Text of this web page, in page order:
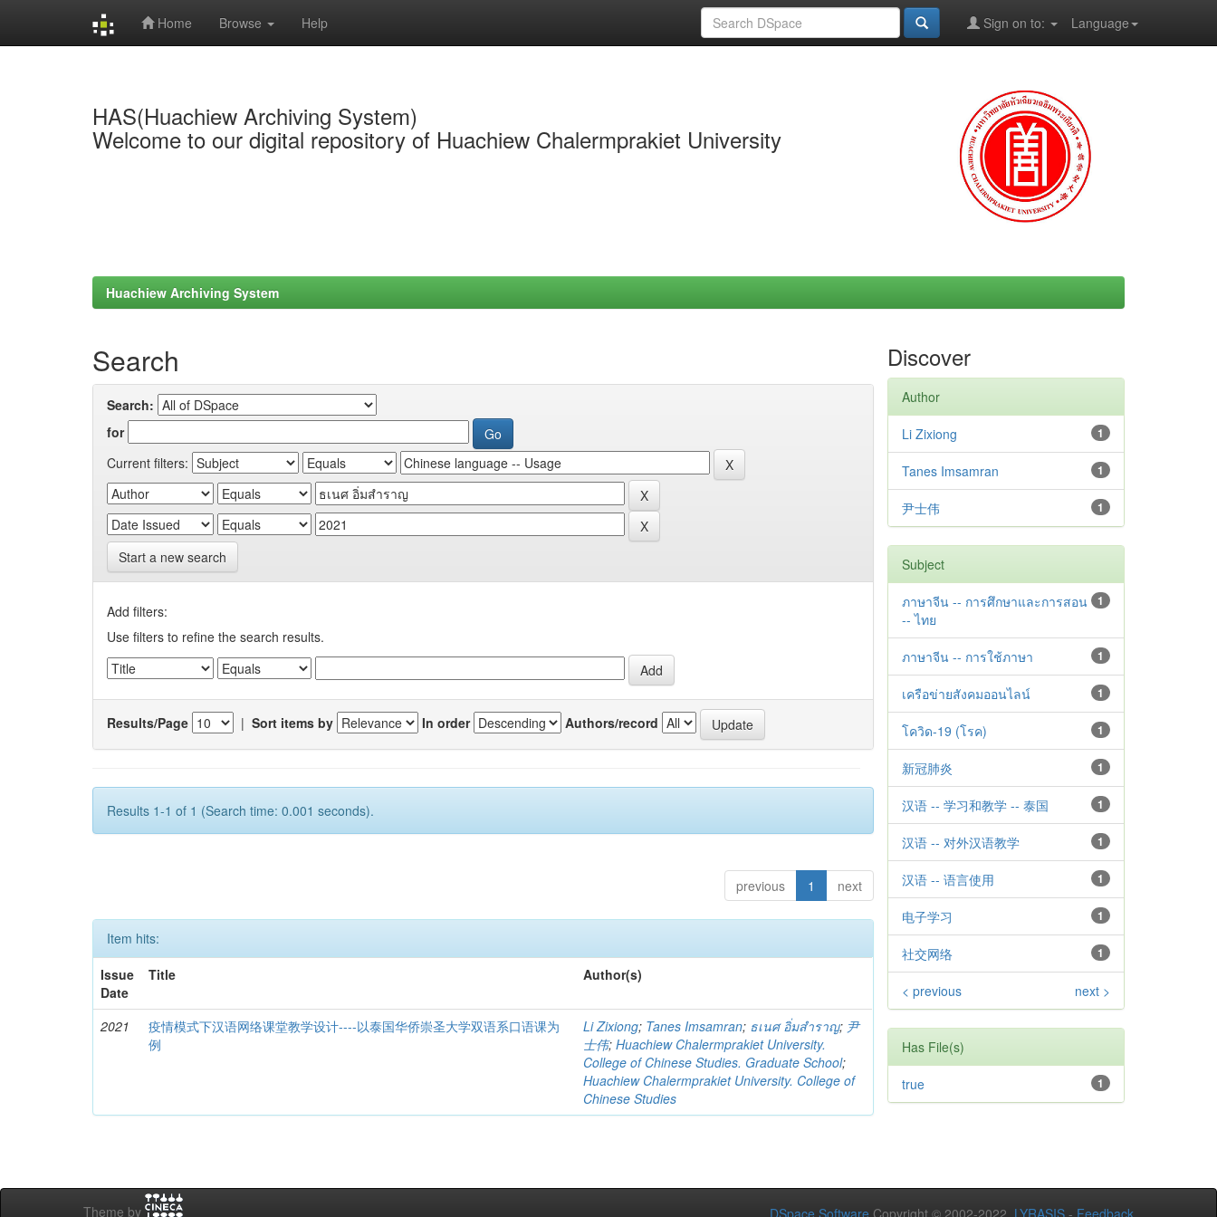
Home Browse Help Language
Sign on to:
HAS(Huachiew Archiving System)
Welcome to our digital repository of Huachiew Chalermprakiet University
Huachiew Archiving System
Search
Search:
for
Current filters:
Start a new search
Add filters:
Use filters to refine the search results.
Results/Page | Sort items by In order Authors/record
Results 1-1 of 1 (Search time: 0.001 seconds).
previous 1 next
Item hits:
Issue
Date
Title Author(s)
2021
疫情模式下汉语网络课堂教学设计----以泰国华侨崇圣大学双语系口语课为
例
Li Zixiong; Tanes Imsamran; ธเนศ อิ่มสำราญ; 尹
士伟;Huachiew Chalermprakiet University.
College of Chinese Studies. Graduate School;
Huachiew Chalermprakiet University. College of
Chinese Studies
Discover
Author
1
Li Zixiong
1
Tanes Imsamran
1
尹士伟
Subject
1
ภาษาจีน -- การศึกษาและการสอน
-- ไทย
1
ภาษาจีน -- การใช้ภาษา
1
เครือข่ายสังคมออนไลน์
1
โควิด-19 (โรค)
1
新冠肺炎
1
汉语 -- 学习和教学 -- 泰国
1
汉语 -- 对外汉语教学
1
汉语 -- 语言使用
1
电子学习
1
社交网络
< previous next >
Has File(s)
1
true
Theme by DSpace Software Copyright © 2002-2022 LYRASIS - Feedback